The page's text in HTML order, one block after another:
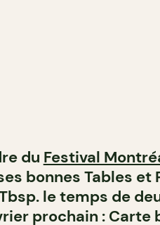
du Festival
bonnes Tables et
le temps de
prochain : Carte